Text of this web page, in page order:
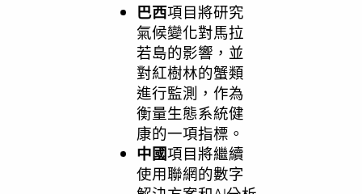
巴西項目將研究
氣候變化對馬拉
若島的影響，並
對紅樹林的蟹類
進行監測，作為
衡量生態系統健
康的一項指標。
中國項目將繼續
使用聯網的數字